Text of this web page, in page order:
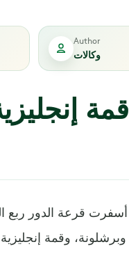
Author
وكالات
قمة
أسفرت قرعة الدور ربع
وبرشلونة، وقمة